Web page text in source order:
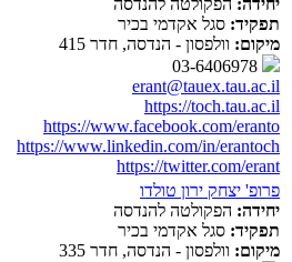
תפקיד: סגל אקדמי בכיר
מיקום: וולפסון - הנדסה, חדר 415
erant@tauex.tau.ac.il
https://toch.tau.ac.il
https://www.facebook.com/eranto
https://www.linkedin.com/in/erantoch
https://twitter.com/erant
פרופ' יצחק ירון טולדו
יחידה: הפקולטה להנדסה
תפקיד: סגל אקדמי בכיר
מיקום: וולפסון - הנדסה, חדר 335